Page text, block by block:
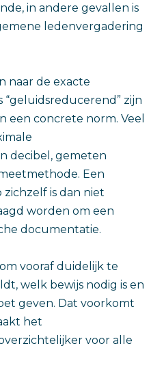
in andere gevallen is
ledenvergadering
naar de exacte
zijn
een concrete norm. Veel
decibel, gemeten
Een
is dan niet
worden om een
documentatie.
vooraf duidelijk te
welk bewijs nodig is en
geven. Dat voorkomt
het
voor alle